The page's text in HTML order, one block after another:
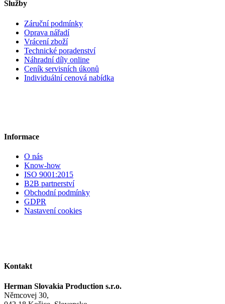
Služby
Záruční podmínky
Oprava nářadí
Vrácení zboží
Technické poradenství
Náhradní díly online
Ceník servisních úkonů
Individuální cenová nabídka
Informace
O nás
Know-how
ISO 9001:2015
B2B partnerství
Obchodní podmínky
GDPR
Nastavení cookies
Kontakt
Herman Slovakia Production s.r.o.
Němcovej 30,